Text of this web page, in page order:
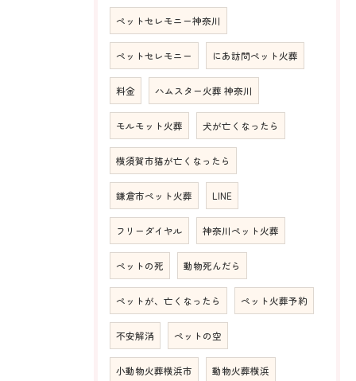
ペットセレモニー神奈川
ペットセレモニー にあ訪問ペット火葬
料金 ハムスター火葬 神奈川
モルモット火葬 犬が亡くなったら
横須賀市猫が亡くなったら
鎌倉市ペット火葬 LINE
フリーダイヤル 神奈川ペット火葬
ペットの死 動物死んだら
ペットが、亡くなったら ペット火葬予約
不安解消 ペットの空
小動物火葬横浜市 動物火葬横浜